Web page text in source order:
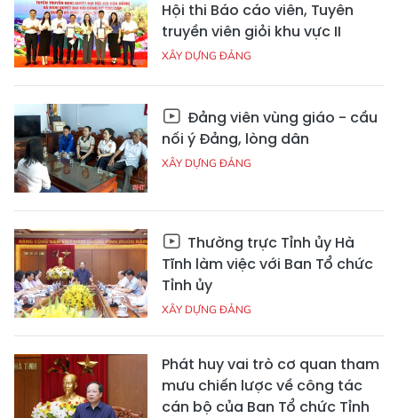
Hội thi Báo cáo viên, Tuyên
truyền viên giỏi khu vực II
XÂY DỰNG ĐẢNG
Đảng viên vùng giáo - cầu
nối ý Đảng, lòng dân
XÂY DỰNG ĐẢNG
Thường trực Tỉnh ủy Hà
Tĩnh làm việc với Ban Tổ chức
Tỉnh ủy
XÂY DỰNG ĐẢNG
Phát huy vai trò cơ quan tham
mưu chiến lược về công tác
cán bộ của Ban Tổ chức Tỉnh